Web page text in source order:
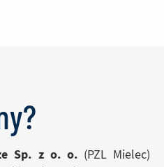
Sp. z o. o.(PZL Mielec)